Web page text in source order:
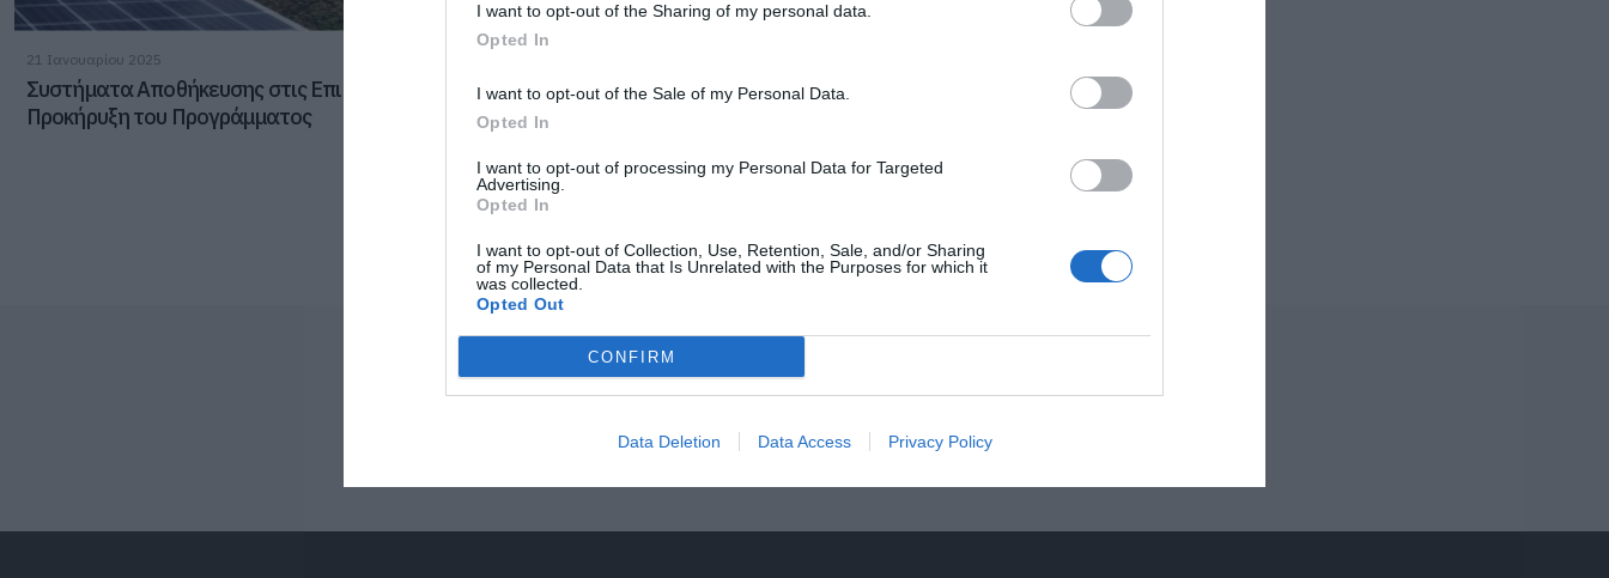
I want to opt-out of the Sharing of my personal data.
Opted In
I want to opt-out of the Sale of my Personal Data.
Opted In
I want to opt-out of processing my Personal Data for Targeted
Advertising.
Opted In
I want to opt-out of Collection, Use, Retention, Sale, and/or Sharing
of my Personal Data that Is Unrelated with the Purposes for which it
was collected.
Opted Out
CONFIRM
Data Deletion Data Access Privacy Policy
21 Ιανουαρίου 2025
Συστήματα Αποθήκευσης στις Επιχειρήσεις –
Προκήρυξη του Προγράμματος
Τα Έργα μας